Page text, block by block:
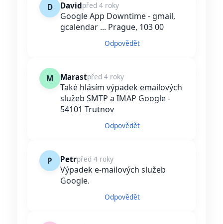
D Davidpřed 4 roky
Google App Downtime - gmail,
gcalendar ... Prague, 103 00
Odpovědět
M Marastpřed 4 roky
Také hlásím výpadek emailových
služeb SMTP a IMAP Google -
54101 Trutnov
Odpovědět
P Petrpřed 4 roky
Výpadek e-mailových služeb
Google.
Odpovědět